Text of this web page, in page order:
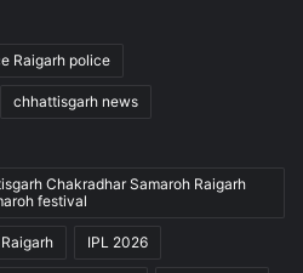
Raigarh police
chhattisgarh news
Chakradhar Samaroh Raigarh
festival
IPL 2026